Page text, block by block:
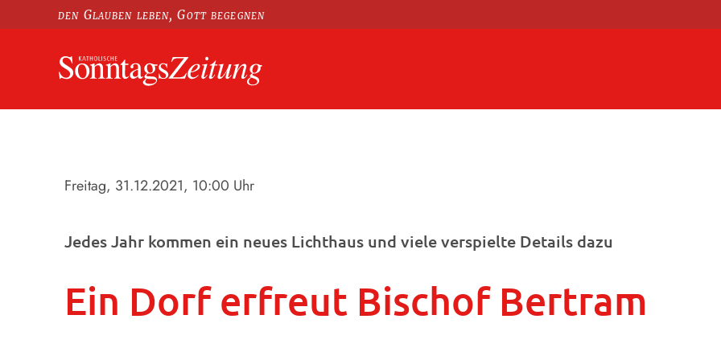
den Glauben leben, Gott begegnen
Freitag, 31.12.2021, 10:00 Uhr
Jedes Jahr kommen ein neues Lichthaus und viele verspielte Details dazu
Ein Dorf erfreut Bischof Bertram